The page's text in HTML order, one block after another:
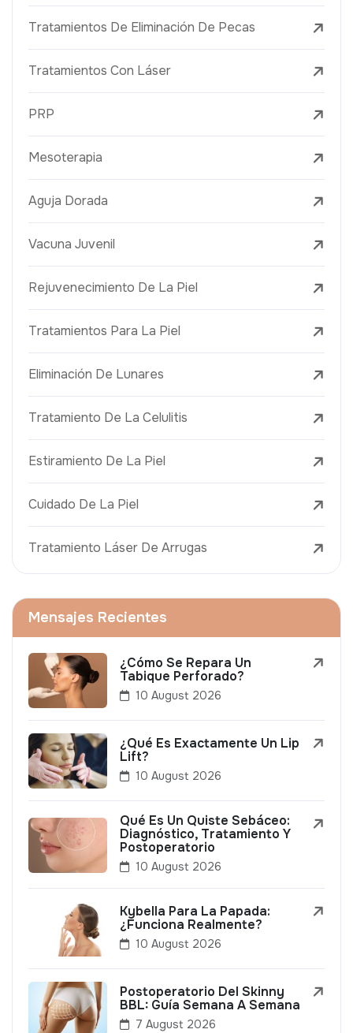
Tratamientos De Eliminación De Pecas
Tratamientos Con Láser
PRP
Mesoterapia
Aguja Dorada
Vacuna Juvenil
Rejuvenecimiento De La Piel
Tratamientos Para La Piel
Eliminación De Lunares
Tratamiento De La Celulitis
Estiramiento De La Piel
Cuidado De La Piel
Tratamiento Láser De Arrugas
Mensajes Recientes
¿Cómo Se Repara Un
Tabique Perforado?
10 August 2026
¿Qué Es Exactamente Un Lip
Lift?
10 August 2026
Qué Es Un Quiste Sebáceo:
Diagnóstico, Tratamiento Y
Postoperatorio
10 August 2026
Kybella Para La Papada:
¿Funciona Realmente?
10 August 2026
Postoperatorio Del Skinny
BBL: Guía Semana A Semana
7 August 2026